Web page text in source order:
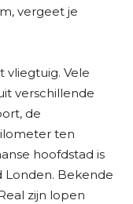
vergeet je
vliegtuig. Vele
verschillende
de
ten
hoofdstad is
Londen. Bekende
zijn lopen